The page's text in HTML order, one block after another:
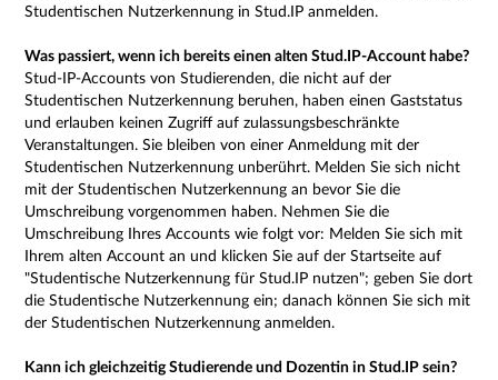
Studentischen Nutzerkennung in Stud.IP anmelden.
Was passiert, wenn ich bereits einen alten Stud.IP-Account habe?
Stud-IP-Accounts von Studierenden, die nicht auf der
Studentischen Nutzerkennung beruhen, haben einen Gaststatus
und erlauben keinen Zugriff auf zulassungsbeschränkte
Veranstaltungen. Sie bleiben von einer Anmeldung mit der
Studentischen Nutzerkennung unberührt. Melden Sie sich nicht
mit der Studentischen Nutzerkennung an bevor Sie die
Umschreibung vorgenommen haben. Nehmen Sie die
Umschreibung Ihres Accounts wie folgt vor: Melden Sie sich mit
Ihrem alten Account an und klicken Sie auf der Startseite auf
"Studentische Nutzerkennung für Stud.IP nutzen"; geben Sie dort
die Studentische Nutzerkennung ein; danach können Sie sich mit
der Studentischen Nutzerkennung anmelden.
Kann ich gleichzeitig Studierende und Dozentin in Stud.IP sein?